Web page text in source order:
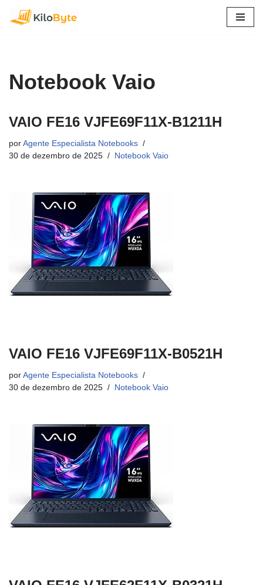
conteúdo
Notebook Vaio
VAIO FE16 VJFE69F11X-B1211H
por Agente Especialista Notebooks
30 de dezembro de 2025
Notebook Vaio
VAIO FE16 VJFE69F11X-B0521H
por Agente Especialista Notebooks
30 de dezembro de 2025
Notebook Vaio